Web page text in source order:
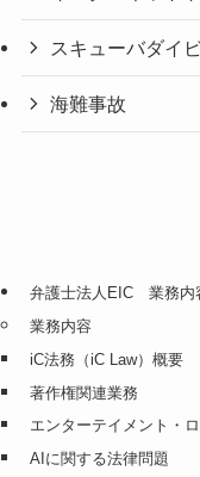
スキューバダイ
海難事故
弁護士法人EIC 業務内
業務内容
iC法務（iC Law）概要
著作権関連業務
エンターテイメント・
AIに関する法律問題